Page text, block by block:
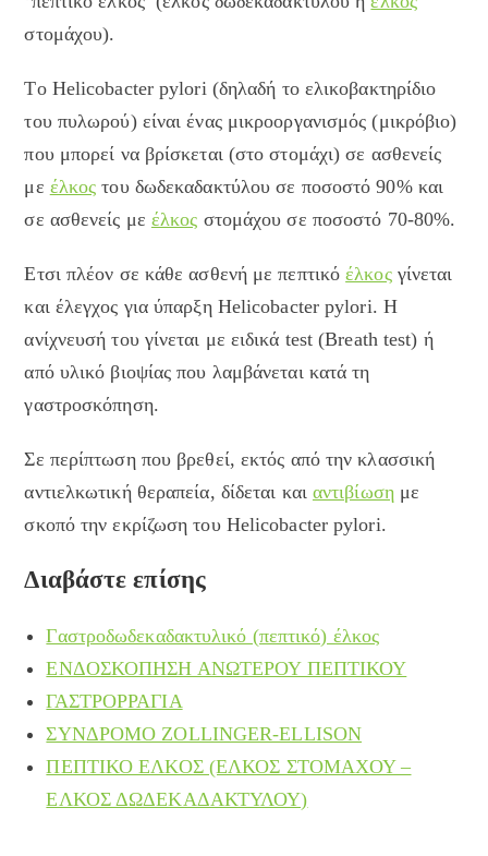
στομάχου).
Tο Helicobacter pylori (δηλαδή το ελικοβακτηρίδιο
του πυλωρού) είναι ένας μικροοργανισμός (μικρόβιο)
που μπορεί να βρίσκεται (στο στομάχι) σε ασθενείς
με έλκος του δωδεκαδακτύλου σε ποσοστό 90% και
σε ασθενείς με έλκος στομάχου σε ποσοστό 70-80%.
Ετσι πλέον σε κάθε ασθενή με πεπτικόέλκοςγίνεται
και έλεγχος για ύπαρξη Helicobacter pylori. Η
ανίχνευσή του γίνεται με ειδικά test (Breath test) ή
από υλικό βιοψίας που λαμβάνεται κατά τη
γαστροσκόπηση.
Σε περίπτωση που βρεθεί, εκτός από την κλασσική
αντιελκωτική θεραπεία, δίδεται και αντιβίωση με
σκοπό την εκρίζωση του Helicobacter pylori.
Διαβάστε επίσης
Γαστροδωδεκαδακτυλικό (πεπτικό) έλκος
ΕΝΔΟΣΚΟΠΗΣΗ ΑΝΩΤΕΡΟΥ ΠΕΠΤΙΚΟΥ
ΓΑΣΤΡΟΡΡΑΓΙΑ
ΣΥΝΔΡΟΜΟ ZOLLINGER-ELLISON
ΠΕΠΤΙΚΟ ΕΛΚΟΣ (ΕΛΚΟΣ ΣΤΟΜΑΧΟΥ –
ΕΛΚΟΣ ΔΩΔΕΚΑΔΑΚΤΥΛΟΥ)